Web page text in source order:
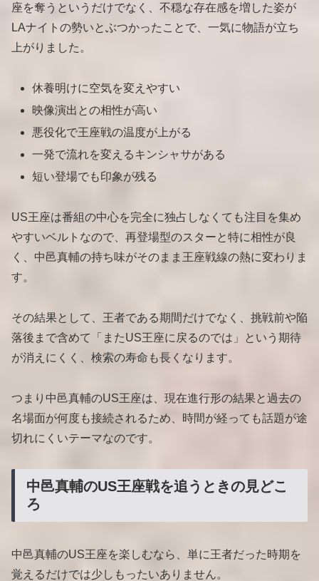
座を奪うというだけでなく、不穏な存在感を増した姿が
LAナイトの勢いとぶつかったことで、一気に物語が立ち
上がりました。
休養明けに空気を変えやすい
映像演出との相性が高い
悪役化で王座戦の温度が上がる
一発で流れを変えるキンシャサがある
短い登場でも印象が残る
US王座は番組の中心を完全に独占しなくても注目を集め
やすいベルトなので、再登場型のスターと特に相性が良
く、中邑真輔の持ち味がそのまま王座戦線の熱に変わりま
す。
その結果として、王者である期間だけでなく、挑戦前や陥
落後まで含めて「またUS王座に戻るのでは」という期待
が消えにくく、検索の寿命も長くなります。
つまり中邑真輔のUS王座は、現在進行形の結果と過去の
名場面が何度も接続されるため、時間が経っても話題が途
切れにくいテーマなのです。
中邑真輔のUS王座戦を追うときの見どこ
ろ
中邑真輔のUS王座を楽しむなら、単に王者だった時期を
覚えるだけでは少しもったいありません。